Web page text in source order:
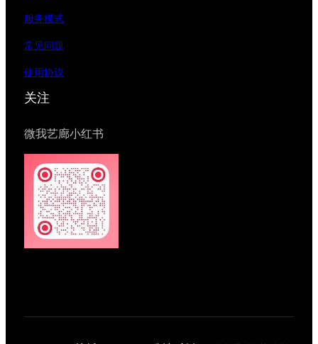
服务模式
常见问题
使用协议
关注
微我艺廊小红书